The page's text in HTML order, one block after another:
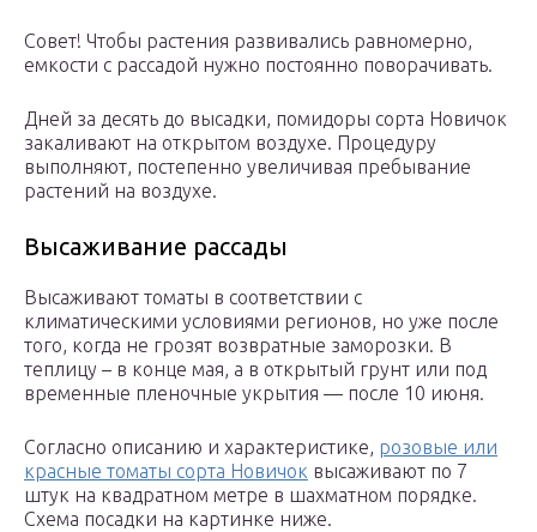
Совет! Чтобы растения развивались равномерно,
емкости с рассадой нужно постоянно поворачивать.
Дней за десять до высадки, помидоры сорта Новичок
закаливают на открытом воздухе. Процедуру
выполняют, постепенно увеличивая пребывание
растений на воздухе.
Высаживание рассады
Высаживают томаты в соответствии с
климатическими условиями регионов, но уже после
того, когда не грозят возвратные заморозки. В
теплицу – в конце мая, а в открытый грунт или под
временные пленочные укрытия — после 10 июня.
Согласно описанию и характеристике, розовые или
красные томаты сорта Новичок высаживают по 7
штук на квадратном метре в шахматном порядке.
Схема посадки на картинке ниже.